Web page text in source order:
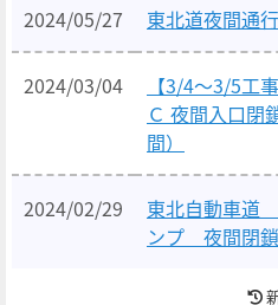
2024/05/27 東北道夜間通
2024/03/04
【3/4～3/5工
Ｃ 夜間入口閉
間）
2024/02/29
東北自動車道
ンプ 夜間閉